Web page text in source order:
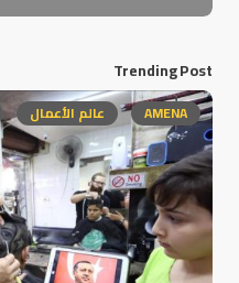
Trending Post
AMENA عالم الأعمال